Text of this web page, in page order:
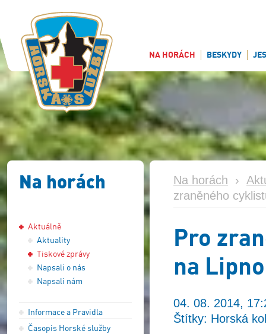
NA HORÁCH BESKYDY
Na horách
Aktuálně
Aktuality
Tiskové zprávy
Napsali o nás
Napsali nám
Informace a Pravidla
Časopis Horské služby
Na horách ›
zraněného
Pro
na Lipno
04. 08. 2014,
Štítky: Horská